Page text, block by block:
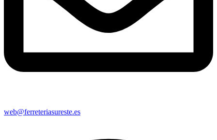
web@ferreteriasureste.es